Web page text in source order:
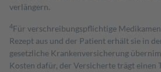
verlängern.
4Für verschreibungspflichtige
Rezept aus und der Patient erhält sie in
gesetzliche Krankenversicherung
Kosten dafür, der Versicherte trägt einen